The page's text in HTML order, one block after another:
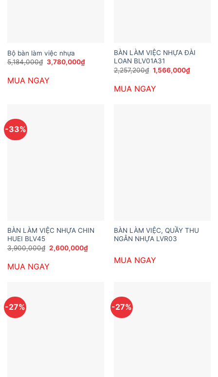
Bộ bàn làm việc nhựa
5,184,000₫ Giá
gốc
5,184,000₫.
3,780,000₫Giá
hiện
3,780,000₫.
MUA NGAY
BÀN LÀM VIỆC NHỰA ĐÀI
LOAN BLV01A31
2,257,200₫ Giá
gốc
2,257,200₫.
1,566,000₫Giá
hiện
MUA NGAY
-33%
BÀN LÀM VIỆC NHỰA CHIN
HUEI BLV45
3,900,000₫ Giá
gốc
3,900,000₫.
2,600,000₫Giá
hiện
MUA NGAY
BÀN LÀM VIỆC, QUẦY THU
NGÂN NHỰA LVR03
MUA NGAY
-27% -27%